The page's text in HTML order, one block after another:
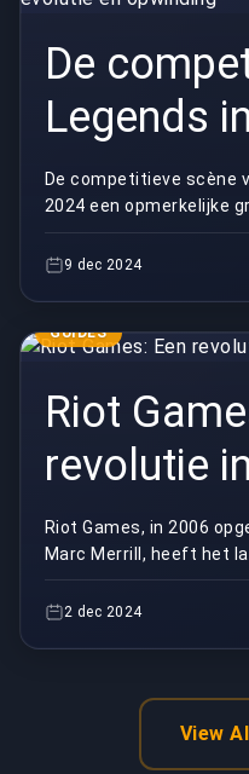
De
Legends
jaar van
opwinding
De competitieve scène
2024 een opmerkelijke
doorgemaakt. Het jaar
opkom...
9 dec 2024
GUIDES
Riot
revolutie
Riot Games, in 2006
Marc Merrill, heeft het
industrie ingrijpend
2 dec 2024
View